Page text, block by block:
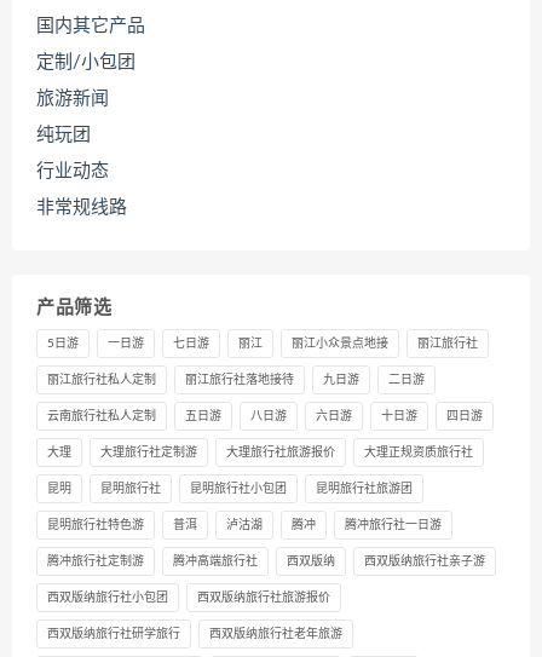
国内其它产品
定制/小包团
旅游新闻
纯玩团
行业动态
非常规线路
产品筛选
5日游 一日游 七日游 丽江 丽江小众景点地接 丽江旅行社
丽江旅行社私人定制 丽江旅行社落地接待 九日游 二日游
云南旅行社私人定制 五日游 八日游 六日游 十日游 四日游
大理 大理旅行社定制游 大理旅行社旅游报价 大理正规资质旅行社
昆明 昆明旅行社 昆明旅行社小包团 昆明旅行社旅游团
昆明旅行社特色游 普洱 泸沽湖 腾冲 腾冲旅行社一日游
腾冲旅行社定制游 腾冲高端旅行社 西双版纳 西双版纳旅行社亲子游
西双版纳旅行社小包团 西双版纳旅行社旅游报价
西双版纳旅行社研学旅行 西双版纳旅行社老年旅游